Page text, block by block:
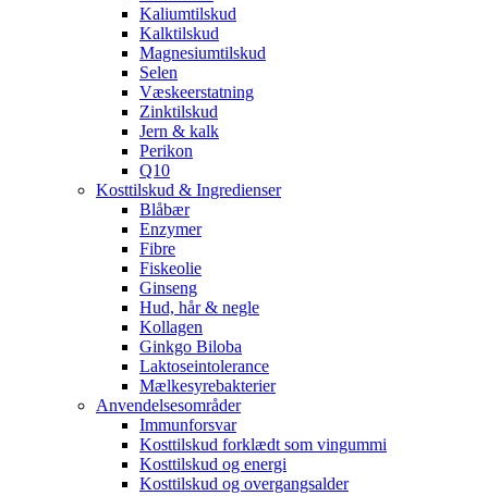
Kaliumtilskud
Kalktilskud
Magnesiumtilskud
Selen
Væskeerstatning
Zinktilskud
Jern & kalk
Perikon
Q10
Kosttilskud & Ingredienser
Blåbær
Enzymer
Fibre
Fiskeolie
Ginseng
Hud, hår & negle
Kollagen
Ginkgo Biloba
Laktoseintolerance
Mælkesyrebakterier
Anvendelsesområder
Immunforsvar
Kosttilskud forklædt som vingummi
Kosttilskud og energi
Kosttilskud og overgangsalder